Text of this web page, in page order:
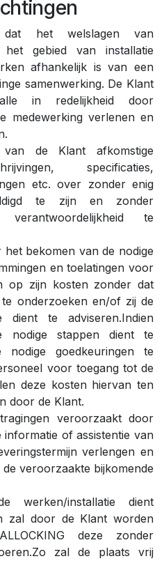
dat het welslagen van
het gebied van installatie
afhankelijk is van een
samenwerking. De Klant
in redelijkheid door
medewerking verlenen en
van de Klant afkomstige
specificaties,
etc. over zonder enig
te zijn en zonder
te
bekomen van de nodige
en toelatingen voor
op zijn kosten zonder dat
te onderzoeken en/of zij de
dient te adviseren.Indien
nodige stappen dient te
nodige goedkeuringen te
voor toegang tot de
deze kosten hiervan ten
door de Klant.
veroorzaakt door
informatie of assistentie van
verlengen en
veroorzaakte bijkomende
werken/installatie dient
zal door de Klant worden
deze zonder
zal de plaats vrij